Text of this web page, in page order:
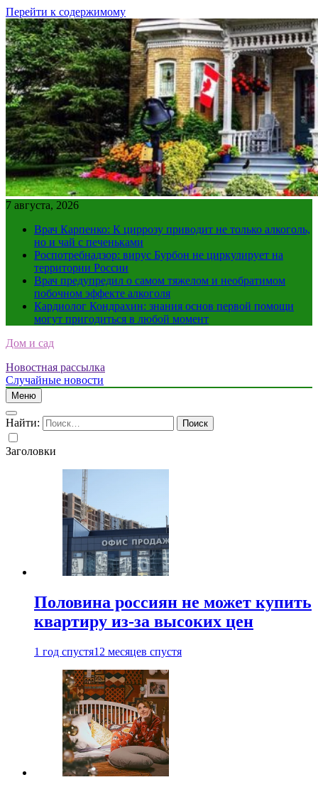
Перейти к содержимому
7 августа, 2026
Врач Карпенко: К циррозу приводит не только алкоголь,
но и чай с печеньками
Роспотребнадзор: вирус Бурбон не циркулирует на
территории России
Врач предупредил о самом тяжелом и необратимом
побочном эффекте алкоголя
Кардиолог Кондрахин: знания основ первой помощи
могут пригодиться в любой момент
Дом и сад
Новостная рассылка
Случайные новости
Меню
Найти:
Заголовки
Половина россиян не может купить
квартиру из-за высоких цен
1 год спустя12 месяцев спустя